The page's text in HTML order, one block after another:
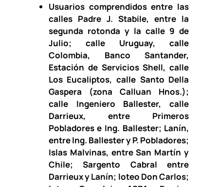
Usuarios comprendidos entre las
calles Padre J. Stabile, entre la
segunda rotonda y la calle 9 de
Julio; calle Uruguay, calle
Colombia, Banco Santander,
Estación de Servicios Shell, calle
Los Eucaliptos, calle Santo Della
Gaspera (zona Calluan Hnos.);
calle Ingeniero Ballester, calle
Darrieux, entre Primeros
Pobladores e Ing. Ballester; Lanín,
entre Ing. Ballester y P. Pobladores;
Islas Malvinas, entre San Martín y
Chile; Sargento Cabral entre
Darrieux y Lanín; loteo Don Carlos;